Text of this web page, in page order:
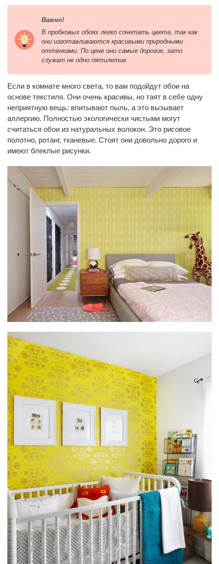
Важно!
В пробковых обоях легко сочетать цвета, так как
они изготавливаются красивыми природными
оттенками. По цене они самые дорогие, зато
служат не одно пятилетие.
Если в комнате много света, то вам подойдут обои на
основе текстиля. Они очень красивы, но таят в себе одну
неприятную вещь: впитывают пыль, а это вызывает
аллергию. Полностью экологически чистыми могут
считаться обои из натуральных волокон. Это рисовое
полотно, ротанг, тканевые. Стоят они довольно дорого и
имеют блеклые рисунки.